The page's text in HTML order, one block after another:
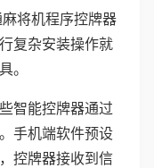
将机程序控牌器
复杂安装操作就
。
智能控牌器通过
手机端软件预设
控牌器接收到信